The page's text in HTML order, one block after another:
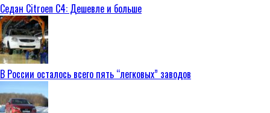
Седан Citroen C4: Дешевле и больше
В России осталось всего пять “легковых” заводов